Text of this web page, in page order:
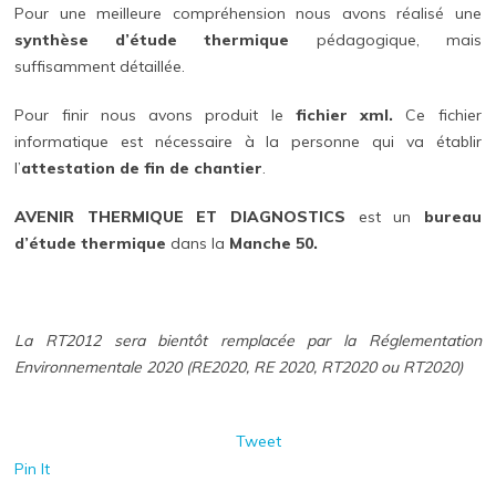
Pour une meilleure compréhension nous avons réalisé une
synthèse d’étude thermique pédagogique, mais
suffisamment détaillée.
Pour finir nous avons produit le fichier xml. Ce fichier
informatique est nécessaire à la personne qui va établir
l’attestation de fin de chantier.
AVENIR THERMIQUE ET DIAGNOSTICS est un bureau
d’étude thermique dans la Manche 50.
La RT2012 sera bientôt remplacée par la Réglementation
Environnementale 2020 (RE2020, RE 2020, RT2020 ou RT2020)
Tweet
Pin It